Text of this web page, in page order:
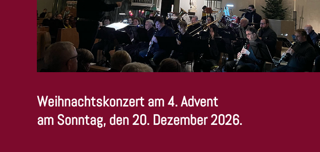
Weihnachtskonzert am 4. Advent
am Sonntag, den 20. Dezember 2026.